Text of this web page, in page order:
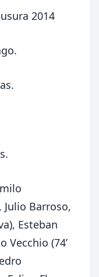
2014
Julio Barroso,
Esteban
Vecchio (74’